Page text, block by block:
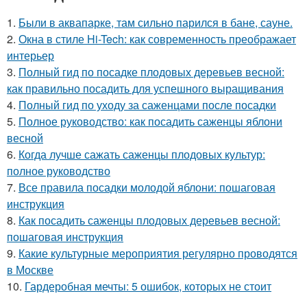
1. Были в аквапарке, там сильно парился в бане, сауне.
2. Окна в стиле Hi-Tech: как современность преображает
интерьер
3. Полный гид по посадке плодовых деревьев весной:
как правильно посадить для успешного выращивания
4. Полный гид по уходу за саженцами после посадки
5. Полное руководство: как посадить саженцы яблони
весной
6. Когда лучше сажать саженцы плодовых культур:
полное руководство
7. Все правила посадки молодой яблони: пошаговая
инструкция
8. Как посадить саженцы плодовых деревьев весной:
пошаговая инструкция
9. Какие культурные мероприятия регулярно проводятся
в Москве
10. Гардеробная мечты: 5 ошибок, которых не стоит